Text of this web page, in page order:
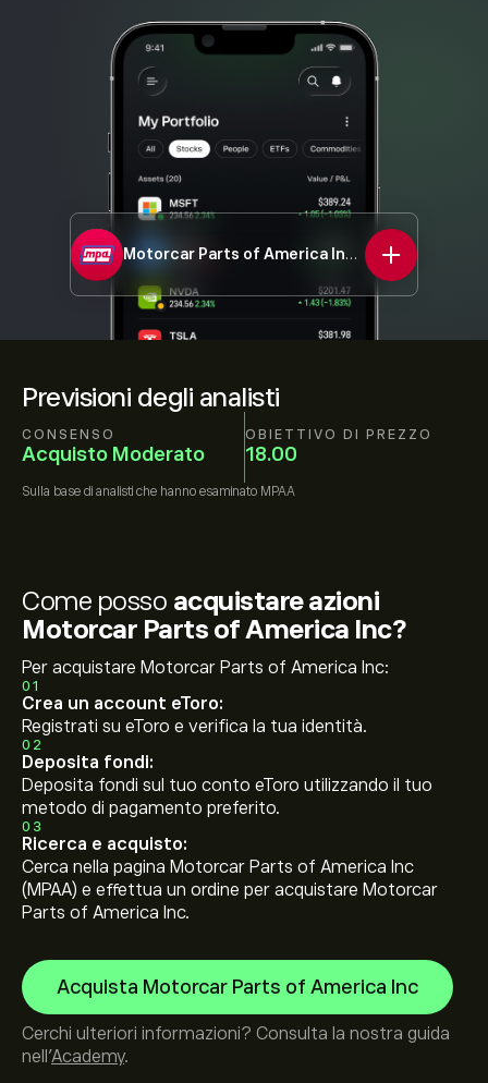
Previsioni degli analisti
CONSENSO
Acquisto Moderato
OBIETTIVO DI PREZZO
18.00
Sulla base di analisti che hanno esaminato MPAA
Motorcar Parts of America Inc MPAA
Come posso acquistare azioni
Motorcar Parts of America Inc?
Per acquistare Motorcar Parts of America Inc:
01
Crea un account eToro:
Registrati su eToro e verifica la tua identità.
02
Deposita fondi:
Deposita fondi sul tuo conto eToro utilizzando il tuo
metodo di pagamento preferito.
03
Ricerca e acquisto:
Cerca nella pagina Motorcar Parts of America Inc
(MPAA) e effettua un ordine per acquistare Motorcar
Parts of America Inc.
Acquista Motorcar Parts of America Inc
Cerchi ulteriori informazioni? Consulta la nostra guida
nell’Academy.